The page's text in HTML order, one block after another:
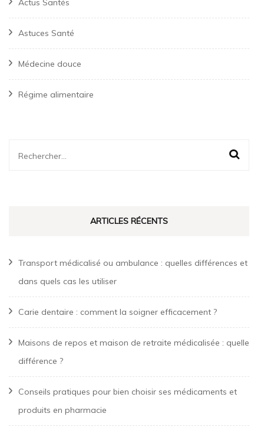
Actus Santés
Astuces Santé
Médecine douce
Régime alimentaire
Rechercher :
ARTICLES RÉCENTS
Transport médicalisé ou ambulance : quelles différences et
dans quels cas les utiliser
Carie dentaire : comment la soigner efficacement ?
Maisons de repos et maison de retraite médicalisée : quelle
différence ?
Conseils pratiques pour bien choisir ses médicaments et
produits en pharmacie